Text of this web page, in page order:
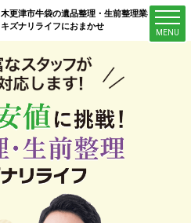
木更津市牛袋の遺品整理・生前整理業者は
キズナリライフにおまかせ